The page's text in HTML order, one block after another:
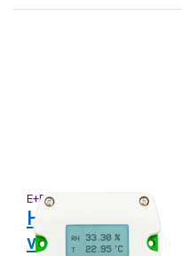
E+E
HTS401 serie
vocht- en